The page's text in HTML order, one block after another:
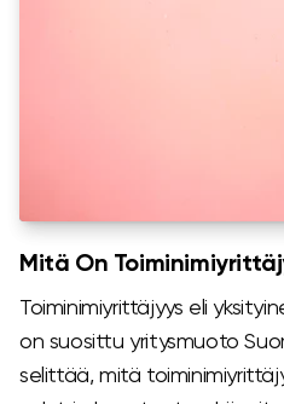
Mitä On
Toiminimiyrittäjyys eli
on suosittu yritysmuoto
selittää, mitä